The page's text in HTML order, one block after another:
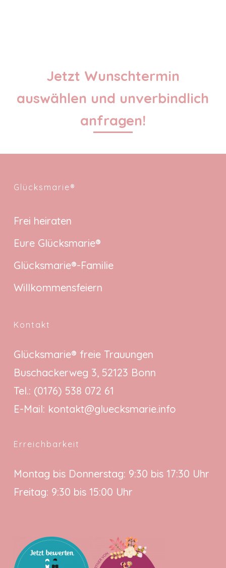
Jetzt Wunschtermin
auswählen und unverbindlich
anfragen!
Glücksmarie®
Frei heiraten
Eure Glücksmarie®
Glücksmarie®-Familie
Willkommensfeiern
Kontakt
Glücksmarie® freie Trauungen
Buschackerweg 3, 52123 Bonn
Tel.: (0176) 538 072 61
E-Mail: kontakt@gluecksmarie.info
Erreichbarkeit
Montag bis Donnerstag: 9:30 bis 17:30 Uhr
Freitag: 9:30 bis 15:00 Uhr